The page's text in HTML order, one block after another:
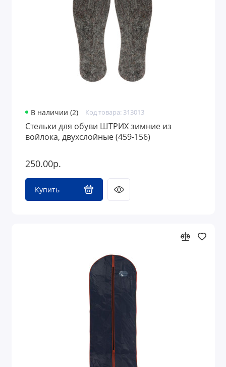
В наличии (2) Код товара: 313013
Стельки для обуви ШТРИХ зимние из
войлока, двухслойные (459-156)
250.00р.
Купить